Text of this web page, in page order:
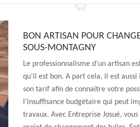
BON ARTISAN POUR
SOUS-MONTAGNY
Le professionnalisme d’un artisan
qu’il est bon. A part cela, il est
son tarif afin de connaitre votre
l’insuffisance budgétaire qui peut
travaux. Avec Entreprise Josué,